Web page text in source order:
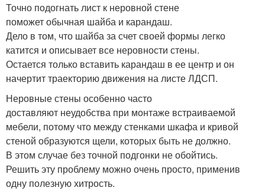
Точно подогнать лист к неровной стене
поможет обычная шайба и карандаш.
Дело в том, что шайба за счет своей формы легко
катится и описывает все неровности стены.
Остается только вставить карандаш в ее центр и он
начертит траекторию движения на листе ЛДСП.
Неровные стены особенно часто
доставляют неудобства при монтаже встраиваемой
мебели, потому что между стенками шкафа и кривой
стеной образуются щели, которых быть не должно.
В этом случае без точной подгонки не обойтись.
Решить эту проблему можно очень просто, применив
одну полезную хитрость.